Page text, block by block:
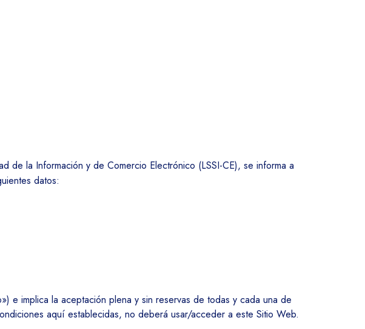
la Información y de Comercio Electrónico (LSSI-CE), se informa a
datos:
e implica la aceptación plena y sin reservas de todas y cada una de
aquí establecidas, no deberá usar/acceder a este Sitio Web.